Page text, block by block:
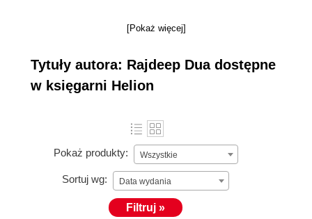
open source community relate to Docker,
Foundry.
[Pokaż więcej]
Tytuły autora: Rajdeep Dua dostępne
w księgarni Helion
Pokaż produkty: Wszystkie
Sortuj wg: Data wydania
Filtruj »